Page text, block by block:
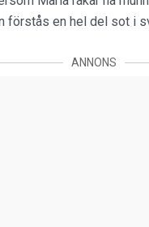
förstås en hel del sot i
ANNONS